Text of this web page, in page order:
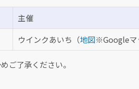
主催
ウインクあいち（地図※Googleマ
ご了承ください。